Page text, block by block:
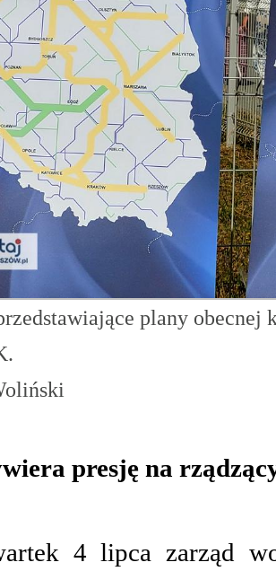
plany obecnej
presję na
4 lipca zarząd